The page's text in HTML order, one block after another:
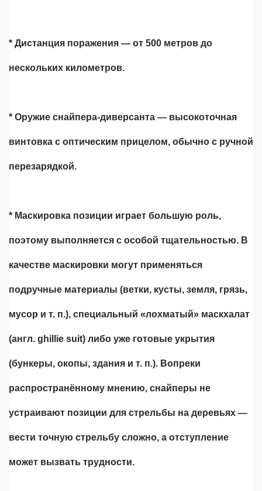
* Дистанция поражения — от 500 метров до
нескольких километров.
* Оружие снайпера-диверсанта — высокоточная
винтовка с оптическим прицелом, обычно с ручной
перезарядкой.
* Маскировка позиции играет большую роль,
поэтому выполняется с особой тщательностью. В
качестве маскировки могут применяться
подручные материалы (ветки, кусты, земля, грязь,
мусор и т. п.), специальный «лохматый» маскхалат
(англ. ghillie suit) либо уже готовые укрытия
(бункеры, окопы, здания и т. п.). Вопреки
распространённому мнению, снайперы не
устраивают позиции для стрельбы на деревьях —
вести точную стрельбу сложно, а отступление
может вызвать трудности.